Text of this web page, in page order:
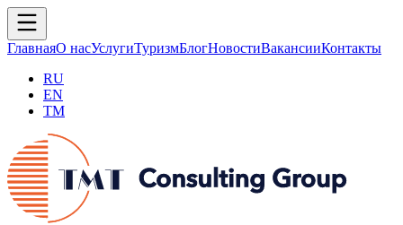
ГлавнаяО насУслугиТуризмБлогНовостиВакансииКонтакты
RU
EN
TM